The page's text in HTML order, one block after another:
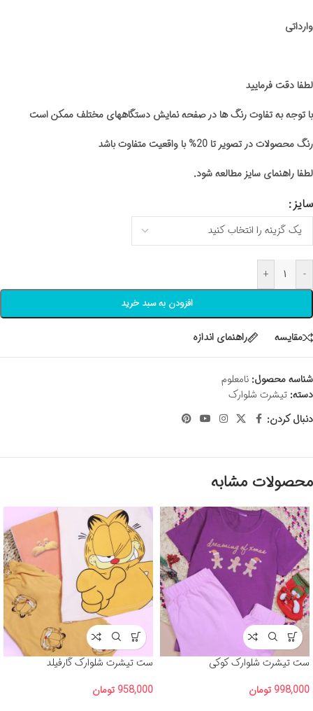
وارداتی
لطفا دقت فرمایید
با توجه به تفاوت رنگ ها در صفحه نمایش دستگاههای مختلف ممکن است
رنگ محصولات در تصویر تا 20% با واقعیت متفاوت باشد
لطفا راهنمای سایز مطالعه شود.
سایز
-
+
افزودن به سبد خرید
مقايسه راهنمای اندازه
شناسه محصول: نامعلوم
دسته: تیشرت شلوارک
دنبال کردن:
محصولات مشابه
ست تیشرت شلوارک کوکی
998,000 تومان
ست تیشرت شلوارک گارفیلد
958,000 تومان